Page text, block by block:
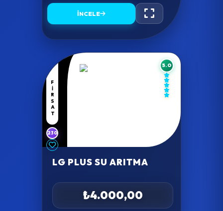
İNCELE
FIRSAT
230
5.0
LG PLUS SU ARITMA
₺4.000,00